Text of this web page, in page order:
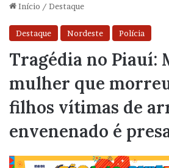
Início / Destaque
Destaque Nordeste Polícia
Tragédia no Piauí:
mulher que
filhos vítimas de
envenenado é